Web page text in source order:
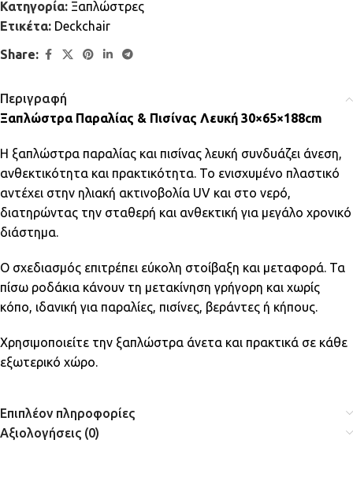
Κατηγορία: Ξαπλώστρες
Ετικέτα: Deckchair
Share:
Περιγραφή
Ξαπλώστρα Παραλίας & Πισίνας Λευκή 30×65×188cm
Η ξαπλώστρα παραλίας και πισίνας λευκή συνδυάζει άνεση,
ανθεκτικότητα και πρακτικότητα. Το ενισχυμένο πλαστικό
αντέχει στην ηλιακή ακτινοβολία UV και στο νερό,
διατηρώντας την σταθερή και ανθεκτική για μεγάλο χρονικό
διάστημα.
Ο σχεδιασμός επιτρέπει εύκολη στοίβαξη και μεταφορά. Τα
πίσω ροδάκια κάνουν τη μετακίνηση γρήγορη και χωρίς
κόπο, ιδανική για παραλίες, πισίνες, βεράντες ή κήπους.
Χρησιμοποιείτε την ξαπλώστρα άνετα και πρακτικά σε κάθε
εξωτερικό χώρο.
Επιπλέον πληροφορίες
Αξιολογήσεις (0)